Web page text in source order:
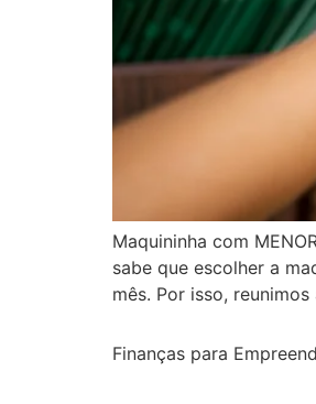
Maquininha com
sabe que escolher a
mês. Por isso,
Finanças para